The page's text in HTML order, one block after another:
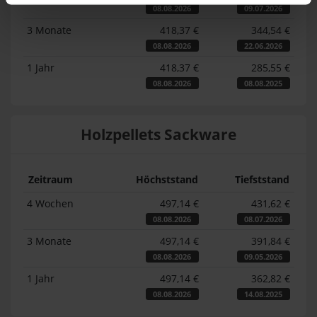
08.08.2026 09.07.2026
3 Monate 418,37 €
08.08.2026
344,54 €
22.06.2026
1 Jahr 418,37 €
08.08.2026
285,55 €
08.08.2025
Holzpellets Sackware
Zeitraum Höchststand
Tiefststand
4 Wochen
497,14 €
08.08.2026
431,62 €
08.07.2026
3 Monate 497,14 €
08.08.2026
391,84 €
09.05.2026
1 Jahr 497,14 €
08.08.2026
362,82 €
14.08.2025